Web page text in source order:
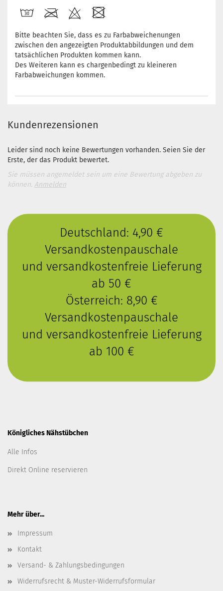
Bitte beachten Sie, dass es zu Farbabweichenungen
zwischen den angezeigten Produktabbildungen und dem
tatsächlichen Produkten kommen kann.
Des Weiteren kann es chargenbedingt zu kleineren
Farbabweichungen kommen.
Kundenrezensionen
Leider sind noch keine Bewertungen vorhanden. Seien Sie der
Erste, der das Produkt bewertet.
Sie müssen angemeldet sein um eine Bewertung abgeben zu
können. Anmelden
Deutschland: 4,90 €
Versandkostenpauschale
und versandkostenfreie Lieferung
ab 50 €
Österreich: 8,90 €
Versandkostenpauschale
und versandkostenfreie Lieferung
ab 100 €
Königliches Nähstübchen
Alle Infos
Direkt Online reservieren
Mehr über...
Impressum
Kontakt
Versand- & Zahlungsbedingungen
Widerrufsrecht & Muster-Widerrufsformular